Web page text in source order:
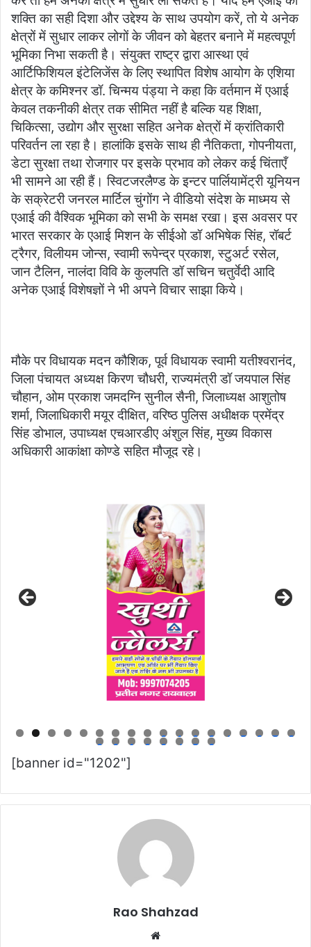
शक्ति का सही दिशा और उद्देश्य के साथ उपयोग करें, तो ये अनेक
क्षेत्रों में सुधार लाकर लोगों के जीवन को बेहतर बनाने में महत्वपूर्ण
भूमिका निभा सकती है। संयुक्त राष्ट्र द्वारा आस्था एवं
आर्टिफिशियल इंटेलिजेंस के लिए स्थापित विशेष आयोग के एशिया
क्षेत्र के कमिश्नर डॉ. चिन्मय पंड्या ने कहा कि वर्तमान में एआई
केवल तकनीकी क्षेत्र तक सीमित नहीं है बल्कि यह शिक्षा,
चिकित्सा, उद्योग और सुरक्षा सहित अनेक क्षेत्रों में क्रांतिकारी
परिवर्तन ला रहा है। हालांकि इसके साथ ही नैतिकता, गोपनीयता,
डेटा सुरक्षा तथा रोजगार पर इसके प्रभाव को लेकर कई चिंताएँ
भी सामने आ रही हैं। स्विटजरलैण्ड के इन्टर पार्लियामेंट्री यूनियन
के सक्रेटरी जनरल मार्टिल चुंगोंग ने वीडियो संदेश के माध्मय से
एआई की वैश्विक भूमिका को सभी के समक्ष रखा। इस अवसर पर
भारत सरकार के एआई मिशन के सीईओ डॉ अभिषेक सिंह, रॉबर्ट
ट्रैगर, विलीयम जोन्स, स्वामी रूपेन्द्र प्रकाश, स्टुअर्ट रसेल,
जान टैलिन, नालंदा विवि के कुलपति डॉ सचिन चतुर्वेदी आदि
अनेक एआई विशेषज्ञों ने भी अपने विचार साझा किये।
मौके पर विधायक मदन कौशिक, पूर्व विधायक स्वामी यतीश्वरानंद,
जिला पंचायत अध्यक्ष किरण चौधरी, राज्यमंत्री डॉ जयपाल सिंह
चौहान, ओम प्रकाश जमदग्नि सुनील सैनी, जिलाध्यक्ष आशुतोष
शर्मा, जिलाधिकारी मयूर दीक्षित, वरिष्ठ पुलिस अधीक्षक प्रमेंद्र
सिंह डोभाल, उपाध्यक्ष एचआरडीए अंशुल सिंह, मुख्य विकास
अधिकारी आकांक्षा कोण्डे सहित मौजूद रहे।
0 1 2 3 4 5 6 7 8
9 0 1 2 3 4 5 6
[banner id="1202"]
Rao Shahzad
Website